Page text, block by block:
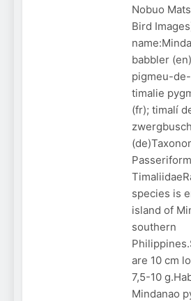
Nobuo
Bird
babbler
pigmeu-
timalie
(fr); timalí
species is
island of
southern
are 10 cm
7,5-10
Mindanao